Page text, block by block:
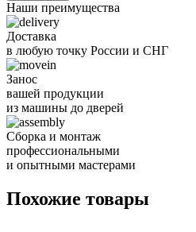
Наши преимущества
Доставка
в любую точку России и СНГ
Занос
вашей продукции
из машины до дверей
Сборка и монтаж
профессиональными
и опытными мастерами
Похожие товары